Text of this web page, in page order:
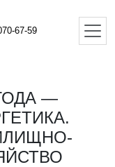
67-59
—